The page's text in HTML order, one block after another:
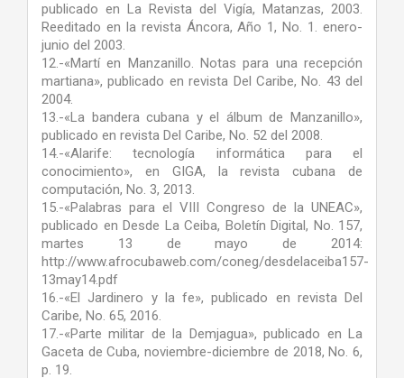
publicado en La Revista del Vigía, Matanzas, 2003.
Reeditado en la revista Áncora, Año 1, No. 1. enero-
junio del 2003.
12.-«Martí en Manzanillo. Notas para una recepción
martiana», publicado en revista Del Caribe, No. 43 del
2004.
13.-«La bandera cubana y el álbum de Manzanillo»,
publicado en revista Del Caribe, No. 52 del 2008.
14.-«Alarife: tecnología informática para el
conocimiento», en GIGA, la revista cubana de
computación, No. 3, 2013.
15.-«Palabras para el VIII Congreso de la UNEAC»,
publicado en Desde La Ceiba, Boletín Digital, No. 157,
martes 13 de mayo de 2014:
http://www.afrocubaweb.com/coneg/desdelaceiba157-
13may14.pdf
16.-«El Jardinero y la fe», publicado en revista Del
Caribe, No. 65, 2016.
17.-«Parte militar de la Demjagua», publicado en La
Gaceta de Cuba, noviembre-diciembre de 2018, No. 6,
p. 19.